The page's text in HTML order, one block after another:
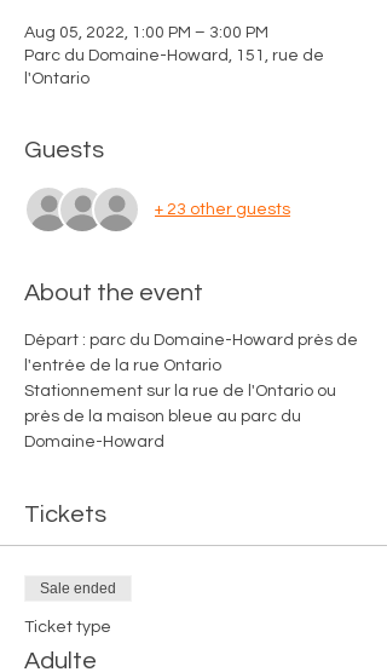
Aug 05, 2022, 1:00 PM – 3:00 PM
Parc du Domaine-Howard, 151, rue de
l'Ontario
Guests
+ 23 other guests
About the event
Départ : parc du Domaine-Howard près de
l'entrée de la rue Ontario
Stationnement sur la rue de l'Ontario ou
près de la maison bleue au parc du
Domaine-Howard
Tickets
Sale ended
Ticket type
Adulte